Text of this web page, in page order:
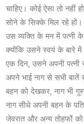
चाहिए। कोई ऐसा तो नहीं
सोने के सिक्के मिल रहे हों।
उस व्यक्ति के मन में पत्नी
क्योंकि उसने स्वयं के बारे
एक दिन, उसने अपनी
अपने भाई नाग से सभी
बहन को देखकर, नाग भी
नाग सीधे अपनी बहन के
जेवरात और अन्य तोहफों